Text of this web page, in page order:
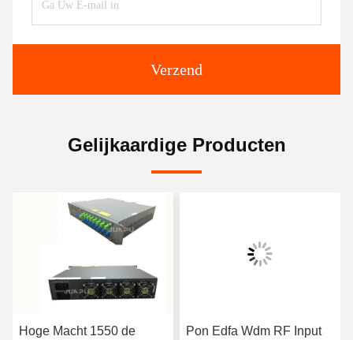
Verzend
Gelijkaardige Producten
Hoge Macht 1550 de
Pon Edfa Wdm RF Input